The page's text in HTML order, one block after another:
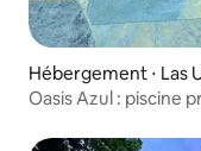
Hébergement ⋅ Las
Oasis Azul : piscine